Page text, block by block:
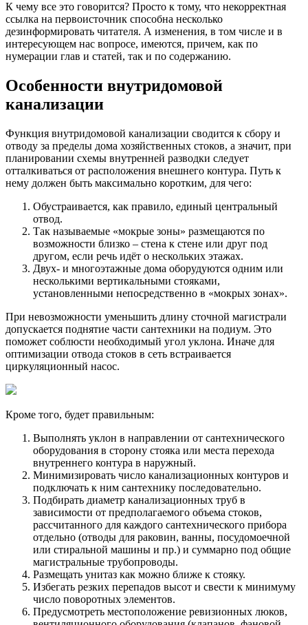
К чему все это говорится? Просто к тому, что некорректная
ссылка на первоисточник способна несколько
дезинформировать читателя. А изменения, в том числе и в
интересующем нас вопросе, имеются, причем, как по
нумерации глав и статей, так и по содержанию.
Особенности внутридомовой
канализации
Функция внутридомовой канализации сводится к сбору и
отводу за пределы дома хозяйственных стоков, а значит, при
планировании схемы внутренней разводки следует
отталкиваться от расположения внешнего контура. Путь к
нему должен быть максимально коротким, для чего:
Обустраивается, как правило, единый центральный
отвод.
Так называемые «мокрые зоны» размещаются по
возможности близко – стена к стене или друг под
другом, если речь идёт о нескольких этажах.
Двух- и многоэтажные дома оборудуются одним или
несколькими вертикальными стояками,
установленными непосредственно в «мокрых зонах».
При невозможности уменьшить длину сточной магистрали
допускается поднятие части сантехники на подиум. Это
поможет соблюсти необходимый угол уклона. Иначе для
оптимизации отвода стоков в сеть встраивается
циркуляционный насос.
Кроме того, будет правильным:
Выполнять уклон в направлении от сантехнического
оборудования в сторону стояка или места перехода
внутреннего контура в наружный.
Минимизировать число канализационных контуров и
подключать к ним сантехнику последовательно.
Подбирать диаметр канализационных труб в
зависимости от предполагаемого объема стоков,
рассчитанного для каждого сантехнического прибора
отдельно (отводы для раковин, ванны, посудомоечной
или стиральной машины и пр.) и суммарно под общие
магистральные трубопроводы.
Размещать унитаз как можно ближе к стояку.
Избегать резких перепадов высот и свести к минимуму
число поворотных элементов.
Предусмотреть местоположение ревизионных люков,